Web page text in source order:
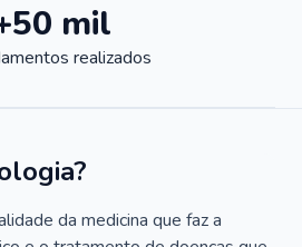
mil
realizados
da medicina que faz a